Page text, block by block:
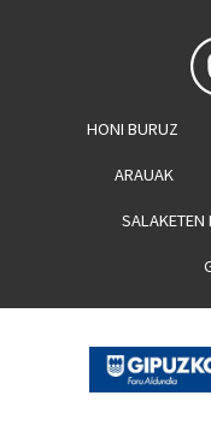
HONI BURUZ
ARAUAK
SALAKETEN